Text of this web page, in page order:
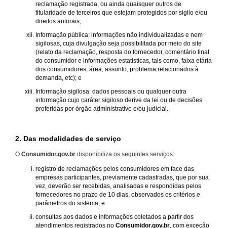
reclamação registrada, ou ainda quaisquer outros de
titularidade de terceiros que estejam protegidos por sigilo e/ou
direitos autorais;
Informação pública: informações não individualizadas e nem
sigilosas, cuja divulgação seja possibilitada por meio do site
(relato da reclamação, resposta do fornecedor, comentário final
do consumidor e informações estatísticas, tais como, faixa etária
dos consumidores, área, assunto, problema relacionados à
demanda, etc); e
Informação sigilosa: dados pessoais ou qualquer outra
informação cujo caráter sigiloso derive da lei ou de decisões
proferidas por órgão administrativo e/ou judicial.
2. Das modalidades de serviço
O Consumidor.gov.br disponibiliza os seguintes serviços:
registro de reclamações pelos consumidores em face das
empresas participantes, previamente cadastradas, que por sua
vez, deverão ser recebidas, analisadas e respondidas pelos
fornecedores no prazo de 10 dias, observados os critérios e
parâmetros do sistema; e
consultas aos dados e informações coletados a partir dos
atendimentos registrados no Consumidor.gov.br , com exceção